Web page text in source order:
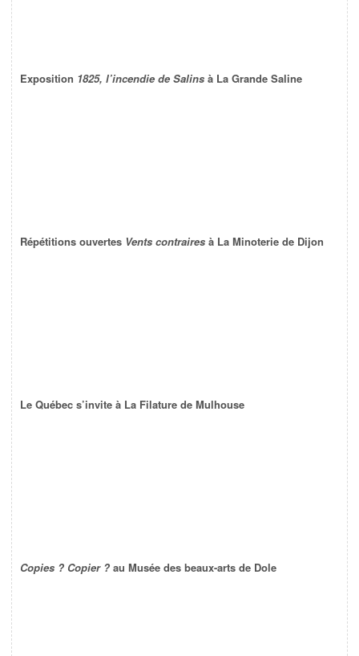
Exposition 1825, l’incendie de Salins à La Grande Saline
Répétitions ouvertes Vents contraires à La Minoterie de Dijon
Le Québec s’invite à La Filature de Mulhouse
Copies ? Copier ? au Musée des beaux-arts de Dole